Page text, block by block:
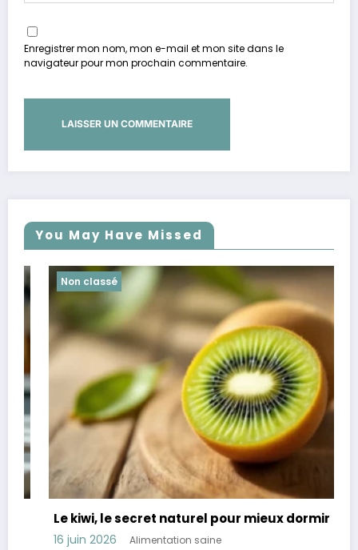
Enregistrer mon nom, mon e-mail et mon site dans le
navigateur pour mon prochain commentaire.
You May Have Missed
Non classé
Le kiwi, le secret naturel pour mieux dormir
16 juin 2026 Alimentation saine